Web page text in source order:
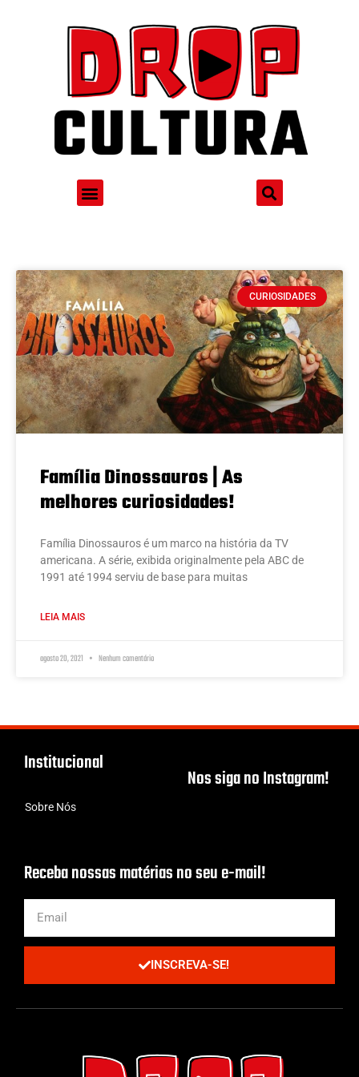
CURIOSIDADES
Família Dinossauros | As
melhores curiosidades!
Família Dinossauros é um marco na história da TV
americana. A série, exibida originalmente pela ABC de
1991 até 1994 serviu de base para muitas
LEIA MAIS
agosto 20, 2021 Nenhum comentário
Institucional
Sobre Nós
Nos siga no Instagram!
Receba nossas matérias no seu e-mail!
INSCREVA-SE!